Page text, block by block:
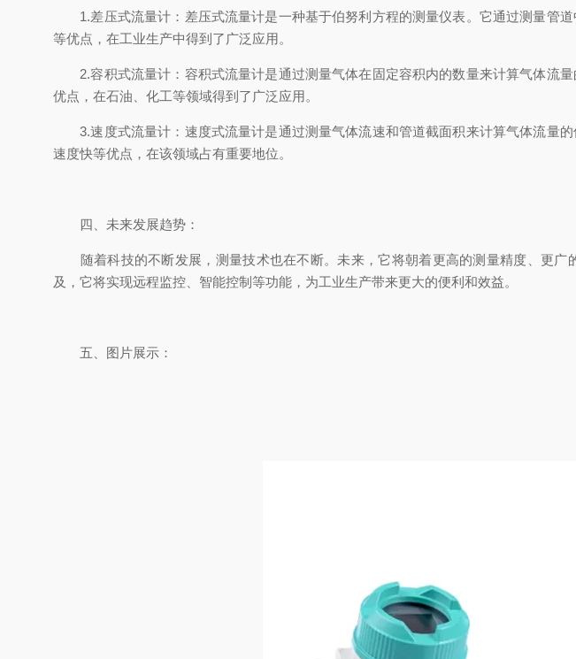
1.差压式流量计：差压式流量计是一种基于伯努利方程的测量仪表。它通过测量管
等优点，在工业生产中得到了广泛应用。
2.容积式流量计：容积式流量计是通过测量气体在固定容积内的数量来计算气体流
优点，在石油、化工等领域得到了广泛应用。
3.速度式流量计：速度式流量计是通过测量气体流速和管道截面积来计算气体流量
速度快等优点，在该领域占有重要地位。
四、未来发展趋势：
随着科技的不断发展，测量技术也在不断。未来，它将朝着更高的测量精度、更广
及，它将实现远程监控、智能控制等功能，为工业生产带来更大的便利和效益。
五、图片展示：